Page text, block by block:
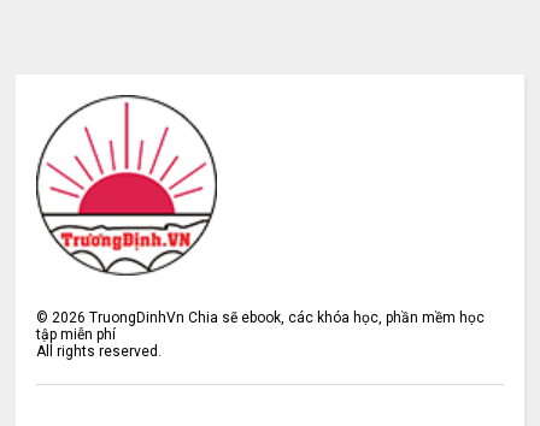
© 2026 TruongDinhVn Chia sẽ ebook, các khóa học, phần mềm học
tập miễn phí
All rights reserved.